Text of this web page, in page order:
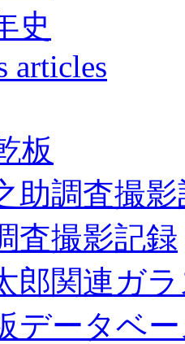
史
articles
板
助調査撮
査撮影記録
郎関連ガ
データベ